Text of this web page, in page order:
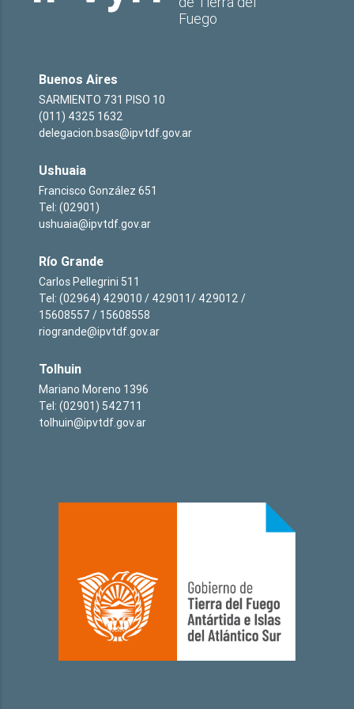
Fuego
Buenos Aires
SARMIENTO 731 PISO 10
(011) 4325 1632
delegacion.bsas@ipvtdf.gov.ar
Ushuaia
Francisco González 651
Tel: (02901)
ushuaia@ipvtdf.gov.ar
Río Grande
Carlos Pellegrini 511
Tel: (02964) 429010 / 429011/ 429012 /
15608557 / 15608558
riogrande@ipvtdf.gov.ar
Tolhuin
Mariano Moreno 1396
Tel: (02901) 542711
tolhuin@ipvtdf.gov.ar